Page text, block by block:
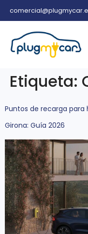
Etiqueta:
Puntos de recarga
Girona: Guía 2026